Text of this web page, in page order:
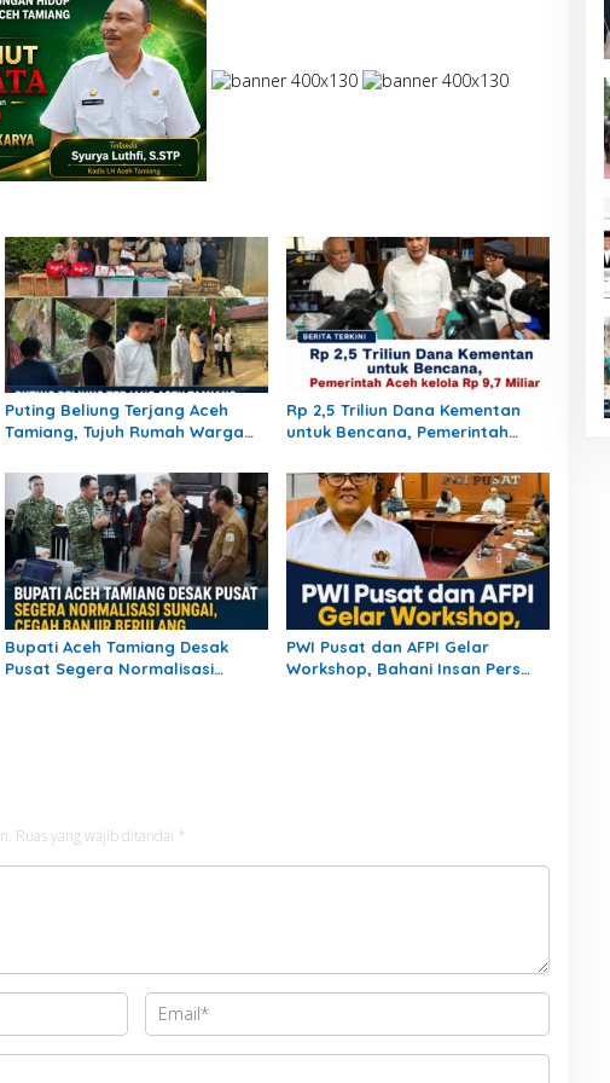
Puting Beliung Terjang Aceh
Tamiang, Tujuh Rumah Warga
Bencana
Rp 2,5 Triliun Dana Kementan
untuk Bencana, Pemerintah
Bupati Aceh Tamiang Desak
Pusat Segera Normalisasi
PWI Pusat dan AFPI Gelar
Workshop, Bahani Insan Pers
Ruas yang wajib ditandai *